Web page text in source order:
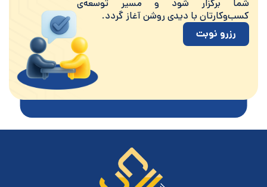
شما برگزار شود و مسیر توسعه‌ی
کسب‌وکارتان با دیدی روشن آغاز گردد.
رزرو نوبت